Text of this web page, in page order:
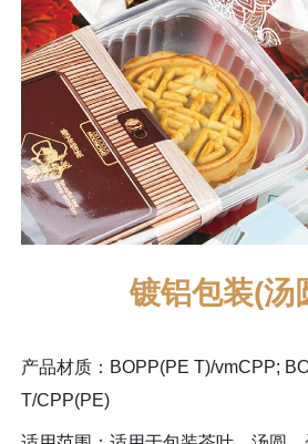
镀铝包装(汤
产品材质：BOPP(PE T)/vmCPP;
T/CPP(PE)